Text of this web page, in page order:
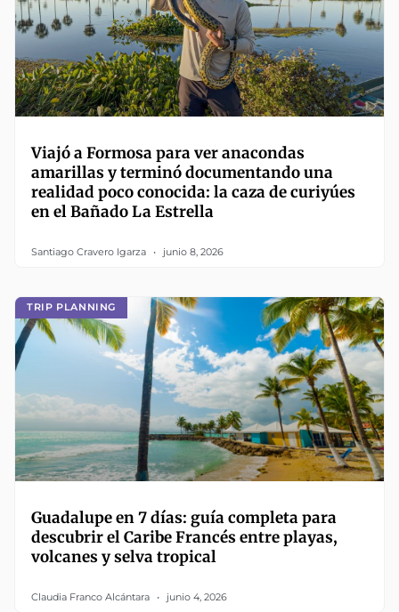
Viajó a Formosa para ver anacondas
amarillas y terminó documentando una
realidad poco conocida: la caza de curiyúes
en el Bañado La Estrella
Santiago Cravero Igarza junio 8, 2026
TRIP PLANNING
Guadalupe en 7 días: guía completa para
descubrir el Caribe Francés entre playas,
volcanes y selva tropical
Claudia Franco Alcántara junio 4, 2026